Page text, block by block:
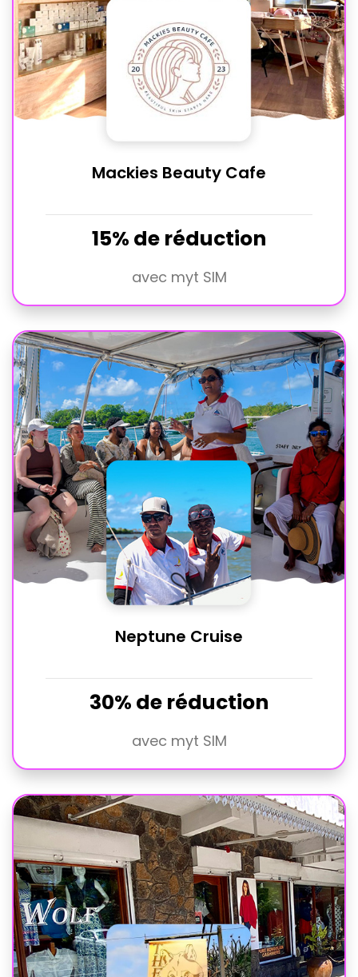
Mackies Beauty Cafe
15% de réduction
avec myt SIM
Neptune Cruise
30% de réduction
avec myt SIM